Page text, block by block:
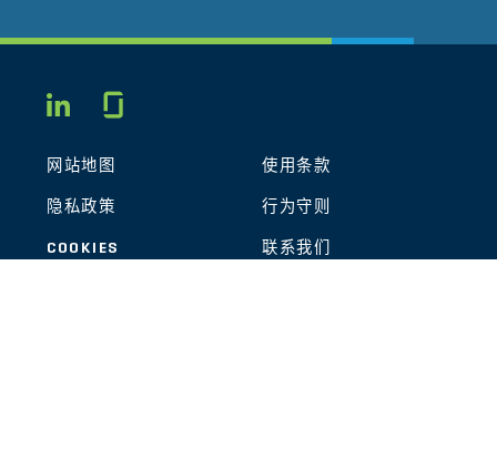
LINKEDIN
网站地图 使用条款
隐私政策 行为守则
COOKIES 联系我们